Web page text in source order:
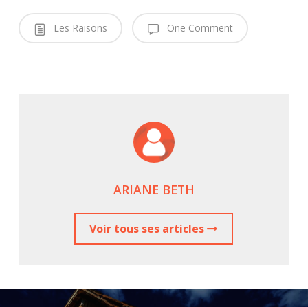
Les Raisons One Comment
ARIANE BETH
Voir tous ses articles